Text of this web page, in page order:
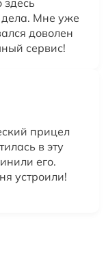
здесь
дела. Мне уже
доволен
сервис!
прицел
в эту
его.
устроили!